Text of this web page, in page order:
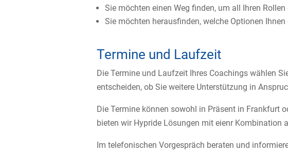
Sie möchten einen Weg finden, um all Ihren Rollen
Sie möchten herausfinden, welche Optionen
Termine und Laufzeit
Die Termine und Laufzeit Ihres Coachings wählen
entscheiden, ob Sie weitere Unterstützung in
Die Termine können sowohl in Präsent in Frankfurt
bieten wir Hypride Lösungen mit eienr Kombination
Im telefonischen Vorgespräch beraten und